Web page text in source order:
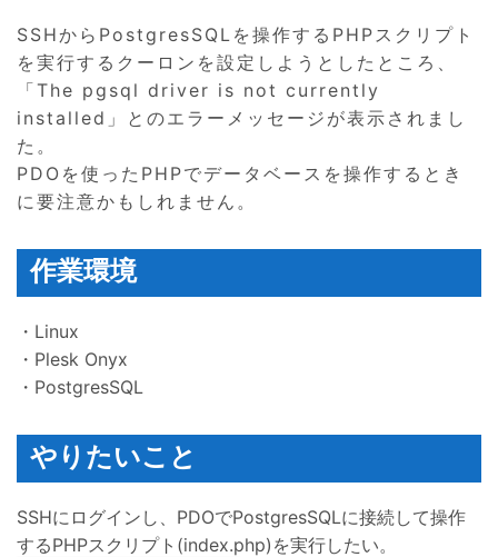
SSHからPostgresSQLを操作するPHPスクリプト
を実行するクーロンを設定しようとしたところ、
「The pgsql driver is not currently
installed」とのエラーメッセージが表示されまし
た。
PDOを使ったPHPでデータベースを操作するとき
に要注意かもしれません。
作業環境
・Linux
・Plesk Onyx
・PostgresSQL
やりたいこと
SSHにログインし、PDOでPostgresSQLに接続して操作
するPHPスクリプト(index.php)を実行したい。